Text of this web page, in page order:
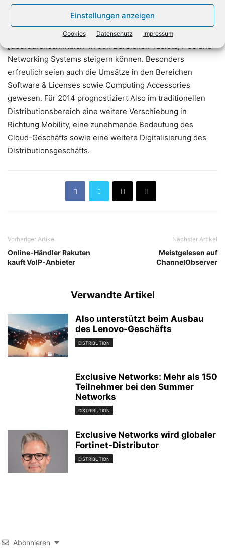
Einstellungen anzeigen
Cookies Datenschutz Impressum
5,076 Milliarden Euro steigern können. Dieses Wachstum
sei vor allem in Deutschland erzielt worden. Der
Broadliner hätte im vergangenen Jahr seinen Absatz
„überdurchschnittlich“ in den Bereichen Tablets, PCs und
Networking Systems steigern können. Besonders
erfreulich seien auch die Umsätze in den Bereichen
Software & Licenses sowie Computing Accessories
gewesen. Für 2014 prognostiziert Also im traditionellen
Distributionsbereich eine weitere Verschiebung in
Richtung Mobility, eine zunehmende Bedeutung des
Cloud-Geschäfts sowie eine weitere Digitalisierung des
Distributionsgeschäfts.
Vorheriger Artikel
Online-Händler Rakuten
kauft VoIP-Anbieter
Nächster Artikel
Meistgelesen auf
ChannelObserver
Verwandte Artikel
Also unterstützt beim Ausbau
des Lenovo-Geschäfts
DISTRIBUTION
Exclusive Networks: Mehr als 150
Teilnehmer bei den Summer
Networks
DISTRIBUTION
Exclusive Networks wird globaler
Fortinet-Distributor
DISTRIBUTION
Abonnieren